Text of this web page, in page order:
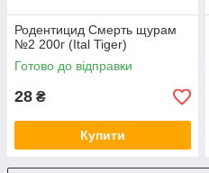
Родентицид Смерть щурам
№2 200г (Ital Tiger)
Готово до відправки
28 ₴
Купити